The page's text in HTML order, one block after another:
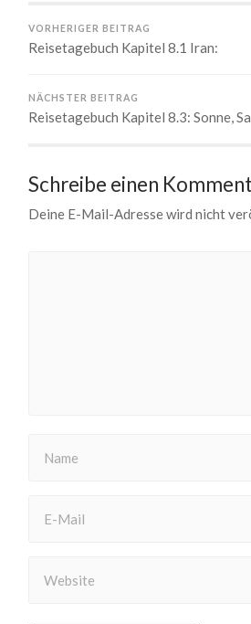
VORHERIGER BEITRAG
Reisetagebuch Kapitel 8.1 Iran:
NÄCHSTER BEITRAG
Reisetagebuch Kapitel 8.3: Sonne,
Schreibe einen
Deine E-Mail-Adresse wird nicht